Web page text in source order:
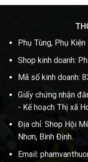
Phụ Tùng, Phụ
Shop kinh doanh:
Mã số kinh doanh:
Giấy chứng nhận
- Kế hoạch Thị xã
Địa chỉ: Shop Hội
Nhơn, Bình Định.
Email: